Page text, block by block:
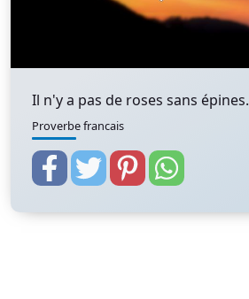
Il n'y a pas de roses sans épines.
Proverbe francais